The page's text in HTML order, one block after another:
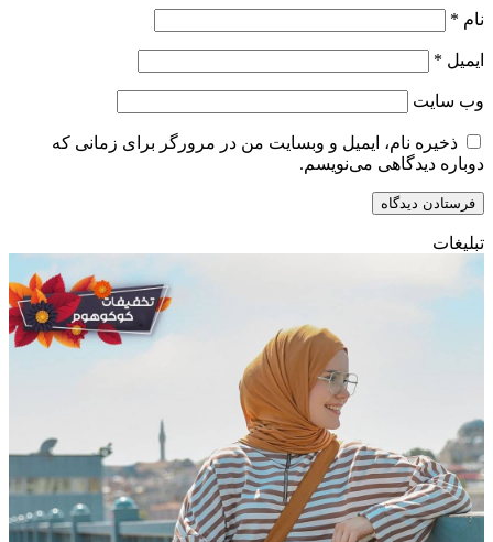
نام *
ایمیل *
وب‌ سایت
ذخیره نام، ایمیل و وبسایت من در مرورگر برای زمانی که
دوباره دیدگاهی می‌نویسم.
تبلیغات